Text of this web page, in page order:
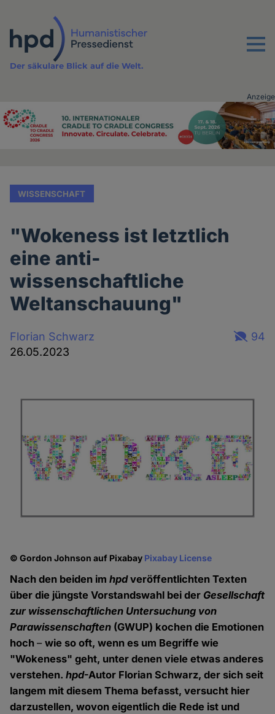
Inhalt
Menu
Der säkulare Blick auf die Welt.
Advertising
Anzeige
WISSENSCHAFT
"Wokeness ist letztlich
eine anti-
wissenschaftliche
Weltanschauung"
Florian Schwarz
26.05.2023
94
© Gordon Johnson auf Pixabay Pixabay License
Nach den beiden imhpdveröffentlichten Texten
über die jüngste Vorstandswahl bei der Gesellschaft
zur wissenschaftlichen Untersuchung von
Parawissenschaften (GWUP) kochen die Emotionen
hoch–wie so oft, wenn es um Begriffe wie
"Wokeness" geht, unter denen viele etwas anderes
verstehen.hpd-Autor Florian Schwarz, der sich seit
langem mit diesem Thema befasst, versucht hier
darzustellen, wovon eigentlich die Rede ist und